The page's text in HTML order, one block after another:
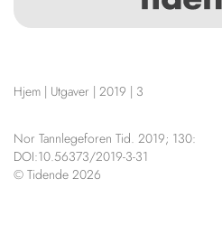
Tidligere utgaver
HENVISNINGER
KURSKALENDER
STILLINGER
KJØP & SALG
Hjem | Utgaver | 2019 | 3
Nor Tannlegeforen Tid. 2019; 130:
DOI:10.56373/2019-3-31
© Tidende 2026